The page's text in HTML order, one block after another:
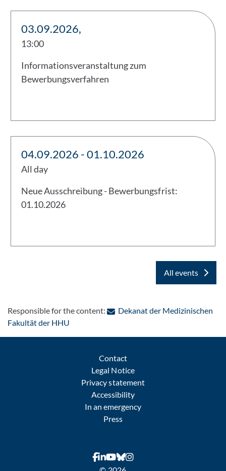
03.09.2026,
13:00
Informationsveranstaltung zum
Bewerbungsverfahren
04.09.2026 - 01.10.2026
All day
Neue Ausschreibung - Bewerbungsfrist:
01.10.2026
All events
Responsible for the content:
Dekanat der Medizinischen
Fakultät der HHU
Contact
Legal Notice
Privacy statement
Accessibility
In an emergency
Press